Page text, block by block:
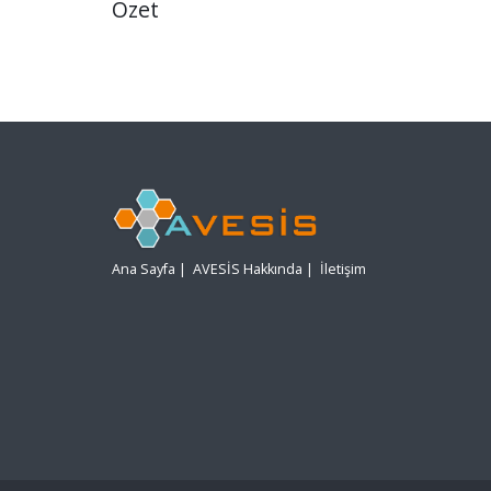
Özet
Ana Sayfa | AVESİS Hakkında | İletişim